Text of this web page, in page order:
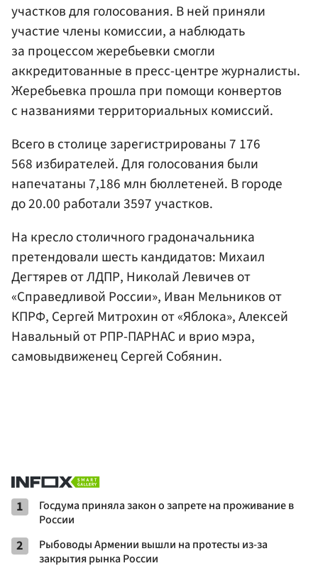
участков для голосования. В ней приняли
участие члены комиссии, а наблюдать
за процессом жеребьевки смогли
аккредитованные в пресс-центре журналисты.
Жеребьевка прошла при помощи конвертов
с названиями территориальных комиссий.
Всего в столице зарегистрированы 7 176
568 избирателей. Для голосования были
напечатаны 7,186 млн бюллетеней. В городе
до 20.00 работали 3597 участков.
На кресло столичного градоначальника
претендовали шесть кандидатов: Михаил
Дегтярев от ЛДПР, Николай Левичев от
«Справедливой России», Иван Мельников от
КПРФ, Сергей Митрохин от «Яблока», Алексей
Навальный от РПР-ПАРНАС и врио мэра,
самовыдвиженец Сергей Собянин.
1
Госдума приняла закон о запрете на проживание в
России
2
Рыбоводы Армении вышли на протесты из-за
закрытия рынка России